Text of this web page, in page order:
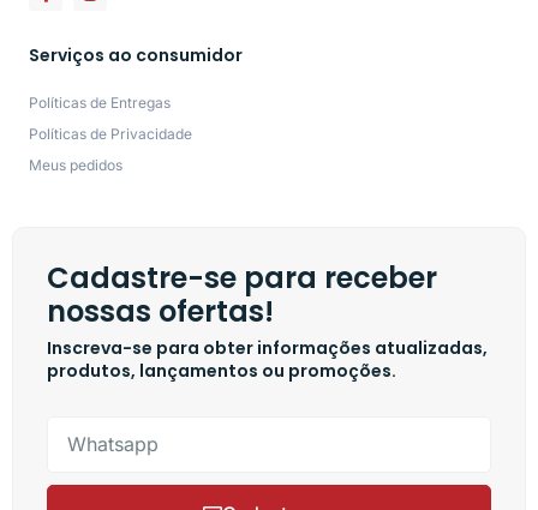
Serviços ao consumidor
Políticas de Entregas
Políticas de Privacidade
Meus pedidos
Cadastre-se para receber
nossas ofertas!
Inscreva-se para obter informações atualizadas,
produtos, lançamentos ou promoções.